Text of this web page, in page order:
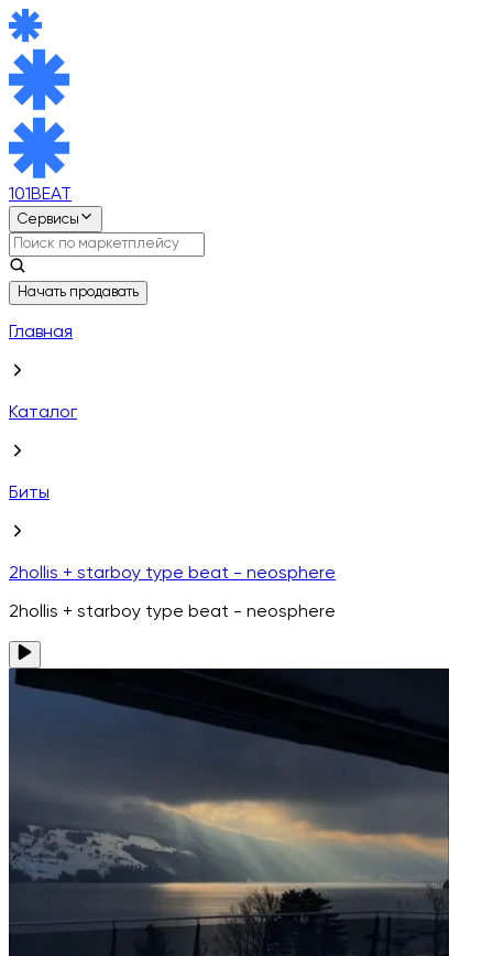
101BEAT
Сервисы
Начать продавать
Главная
Каталог
Биты
2hollis + starboy type beat - neosphere
2hollis + starboy type beat - neosphere